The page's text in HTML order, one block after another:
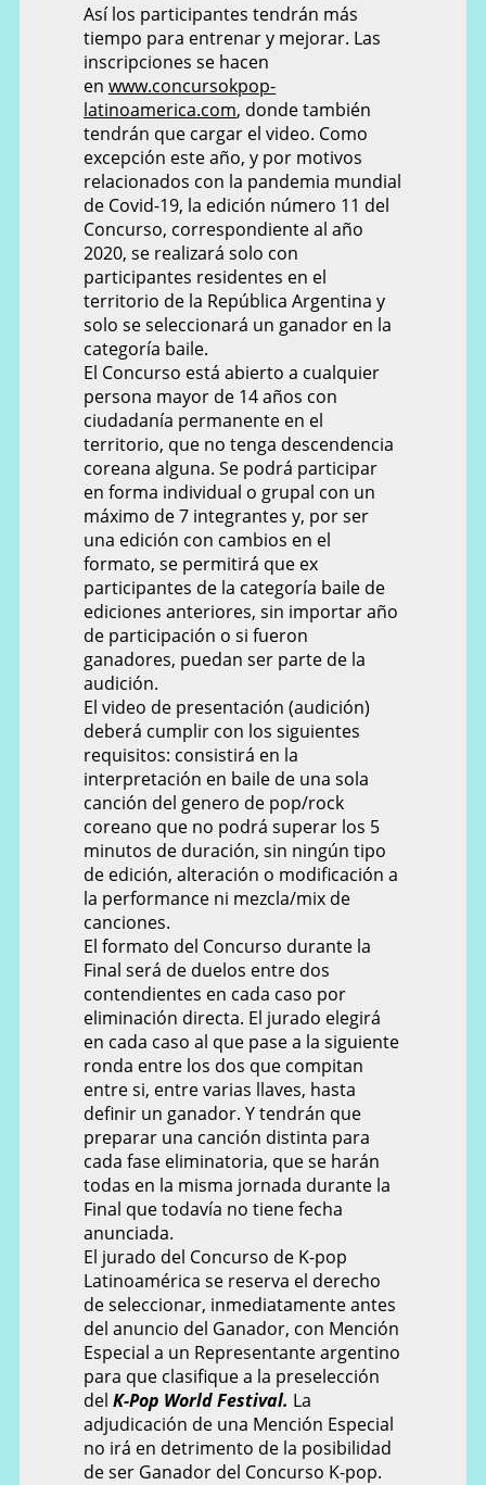
Así los participantes tendrán más
tiempo para entrenar y mejorar. Las
inscripciones se hacen
enwww.concursokpop-
latinoamerica.com, donde también
tendrán que cargar el video. Como
excepción este año, y por motivos
relacionados con la pandemia mundial
de Covid-19, la edición número 11 del
Concurso, correspondiente al año
2020, se realizará solo con
participantes residentes en el
territorio de la República Argentina y
solo se seleccionará un ganador en la
categoría baile.
El Concurso está abierto a cualquier
persona mayor de 14 años con
ciudadanía permanente en el
territorio, que no tenga descendencia
coreana alguna. Se podrá participar
en forma individual o grupal con un
máximo de 7 integrantes y, por ser
una edición con cambios en el
formato, se permitirá que ex
participantes de la categoría baile de
ediciones anteriores, sin importar año
de participación o si fueron
ganadores, puedan ser parte de la
audición.
El video de presentación (audición)
deberá cumplir con los siguientes
requisitos: consistirá en la
interpretación en baile de una sola
canción del genero de pop/rock
coreano que no podrá superar los 5
minutos de duración, sin ningún tipo
de edición, alteración o modificación a
la performance ni mezcla/mix de
canciones.
El formato del Concurso durante la
Final será de duelos entre dos
contendientes en cada caso por
eliminación directa. El jurado elegirá
en cada caso al que pase a la siguiente
ronda entre los dos que compitan
entre si, entre varias llaves, hasta
definir un ganador. Y tendrán que
preparar una canción distinta para
cada fase eliminatoria, que se harán
todas en la misma jornada durante la
Final que todavía no tiene fecha
anunciada.
El jurado del Concurso de K-pop
Latinoamérica se reserva el derecho
de seleccionar, inmediatamente antes
del anuncio del Ganador, con Mención
Especial a un Representante argentino
para que clasifique a la preselección
delK-Pop World Festival. La
adjudicación de una Mención Especial
no irá en detrimento de la posibilidad
de ser Ganador del Concurso K-pop.